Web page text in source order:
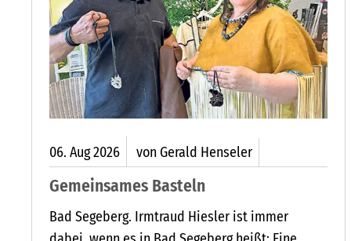
06. Aug2026 von Gerald Henseler
Gemeinsames Basteln
Bad Segeberg. Irmtraud Hiesler ist immer
ERFOLGREICHE AZUBIS, JUBILARE UND BERUFSSTARTER